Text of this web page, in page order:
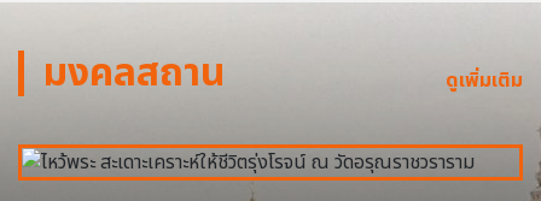
มงคลสถาน ดูเพิ่มเติม